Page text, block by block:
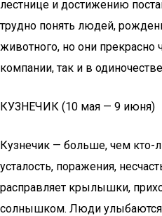
лестнице и достижению
трудно понять людей,
животного, но они прекрасно
компании, так и в
КУЗНЕЧИК (10 мая — 9 июня)
Кузнечик — больше, чем кто-
усталость, поражения,
расправляет крылышки,
солнышком. Люди улыбаются,